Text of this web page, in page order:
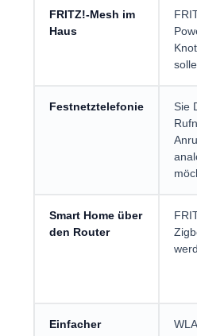
FRITZ!-Mesh im
Haus
Festnetztelefonie
Sie
Smart Home über
den Router
Einfacher